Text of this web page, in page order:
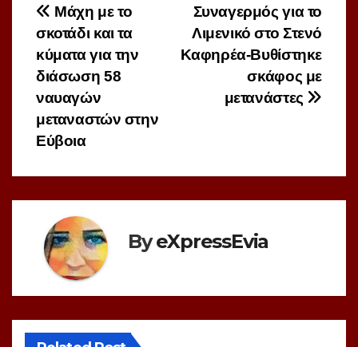
Πλοήγηση
άρθρων
Συναγερμός για το
Λιμενικό στο Στενό
Καφηρέα-Βυθίστηκε
σκάφος με
μετανάστες
Μάχη με το
σκοτάδι και τα
κύματα για την
διάσωση 58
ναυαγών
μεταναστών στην
Εύβοια
ByeXpressEvia